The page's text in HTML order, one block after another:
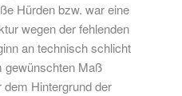
Hürden bzw. war eine
wegen der fehlenden
an technisch schlicht
gewünschten Maß
Hintergrund der